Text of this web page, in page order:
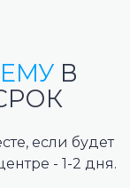
В
если будет
- 1-2 дня.